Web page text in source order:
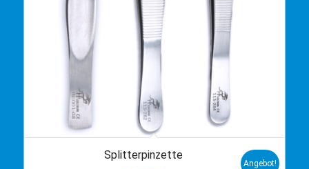
Splitterpinzette
Angebot!